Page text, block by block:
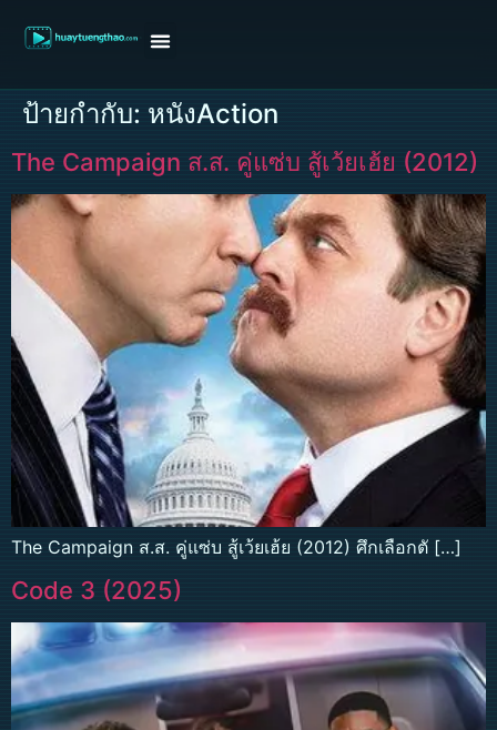
ป้ายกำกับ: หนังAction
The Campaign ส.ส. คู่แซ่บ สู้เว้ยเฮ้ย (2012)
The Campaign ส.ส. คู่แซ่บ สู้เว้ยเฮ้ย (2012) ศึกเลือกตั […]
Code 3 (2025)